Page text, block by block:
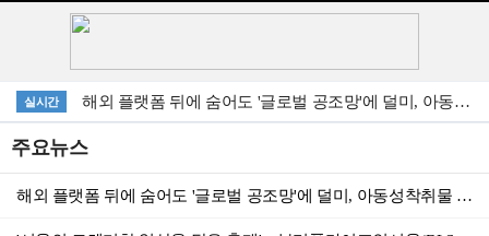
실시간 해외 플랫폼 뒤에 숨어도 '글로벌 공조망'에 덜미, 아동성착취물 유포·시청자 검거
주요뉴스
해외 플랫폼 뒤에 숨어도 '글로벌 공조망'에 덜미, 아동성착취물 유포·시청자 검거